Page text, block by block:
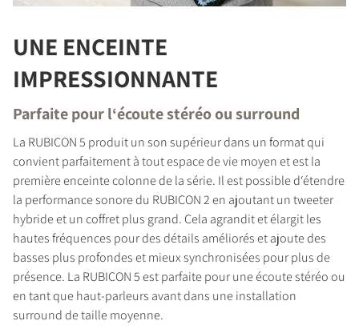
UNE ENCEINTE
IMPRESSIONNANTE
Parfaite pour l‘écoute stéréo ou surround
La RUBICON 5 produit un son supérieur dans un format qui
convient parfaitement à tout espace de vie moyen et est la
première enceinte colonne de la série. Il est possible d‘étendre
la performance sonore du RUBICON 2 en ajoutant un tweeter
hybride et un coffret plus grand. Cela agrandit et élargit les
hautes fréquences pour des détails améliorés et ajoute des
basses plus profondes et mieux synchronisées pour plus de
présence. La RUBICON 5 est parfaite pour une écoute stéréo ou
en tant que haut-parleurs avant dans une installation
surround de taille moyenne.